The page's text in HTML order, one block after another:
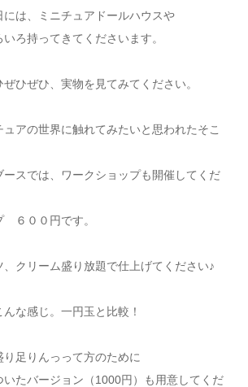
には、ミニチュアドールハウスや
ろ持ってきてくださいます。
ひぜひ、実物を見てみてください。
アの世界に触れてみたいと思われたそこ
ースでは、ワークショップも開催してくだ
６００円です。
、クリーム盛り放題で仕上げてください♪
な感じ。一円玉と比較！
足りんっって方のために
たバージョン（1000円）も用意してくだ